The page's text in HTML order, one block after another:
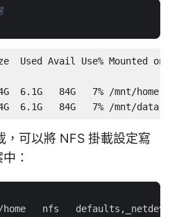
Avail Use% Mounted on
6.1G   84G   7% /mnt/home
6.1G   84G   7% /mnt/data
，可以將 NFS 掛載設定寫
：
home   nfs